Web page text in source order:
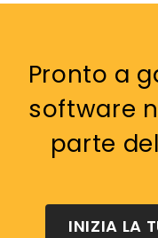
Pronto a
software
parte
INIZIA LA